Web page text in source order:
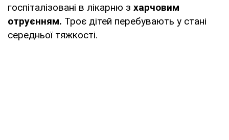
госпіталізовані в лікарню з харчовим
отруєнням. Троє дітей перебувають у стані
середньої тяжкості.